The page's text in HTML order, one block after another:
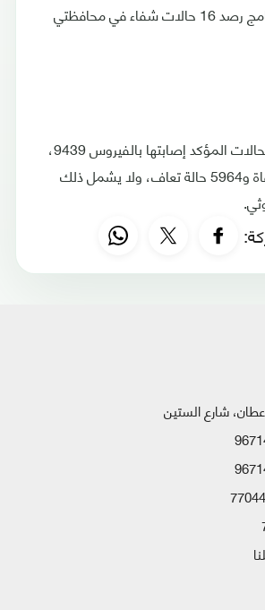
ولفتت إلى أن البرنامج رصد 16 حالات شفاء في محافظتي
وبهذا بلغ إجمالي الحالات المؤكد إصابتها بالفيروس 9439،
بينها 1789 حالة وفاة و5964 حالة تعاف، ولا يشمل ذلك
شارع الستين